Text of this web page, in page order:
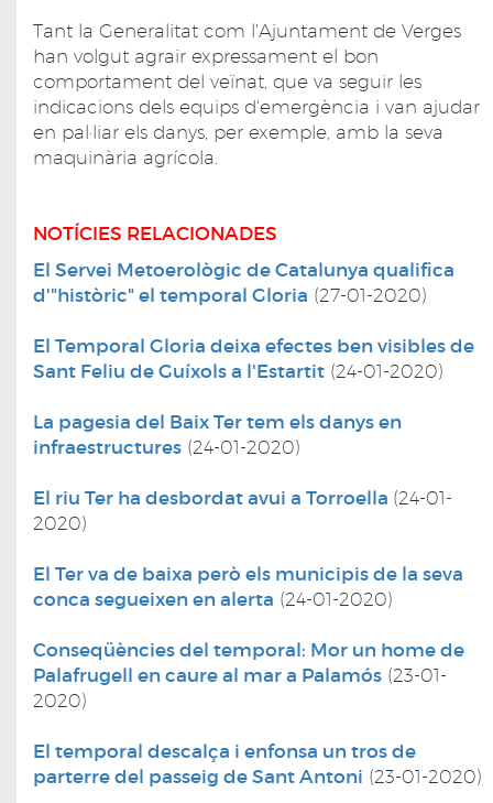
Tant la Generalitat com l'Ajuntament de Verges
han volgut agrair expressament el bon
comportament del veïnat, que va seguir les
indicacions dels equips d'emergència i van ajudar
en pal·liar els danys, per exemple, amb la seva
maquinària agrícola.
NOTÍCIES RELACIONADES
El Servei Metoerològic de Catalunya qualifica
d'"històric" el temporal Gloria (27-01-2020)
El Temporal Gloria deixa efectes ben visibles de
Sant Feliu de Guíxols a l'Estartit (24-01-2020)
La pagesia del Baix Ter tem els danys en
infraestructures (24-01-2020)
El riu Ter ha desbordat avui a Torroella (24-01-
2020)
El Ter va de baixa però els municipis de la seva
conca segueixen en alerta (24-01-2020)
Conseqüències del temporal: Mor un home de
Palafrugell en caure al mar a Palamós (23-01-
2020)
El temporal descalça i enfonsa un tros de
parterre del passeig de Sant Antoni (23-01-2020)